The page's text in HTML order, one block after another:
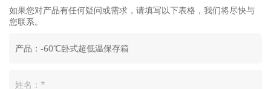
如果您对产品有任何疑问或需求，请填写以下表格，我们将尽快与
您联系。